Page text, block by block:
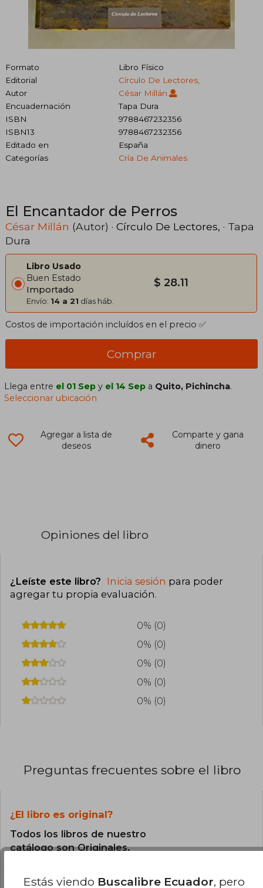
Formato
Libro Físico
Editorial
Círculo De Lectores,
Autor
César Millán
Encuadernación
Tapa Dura
ISBN
9788467232356
ISBN13
9788467232356
Editado en
España
Categorías
Cría De Animales
El Encantador de Perros
César Millán (Autor) · Círculo De Lectores, · Tapa
Dura
Libro Usado
Buen Estado
Importado
Envío: 14 a 21 días háb.
$ 28.11
Costos de importación incluídos en el precio ✅
Comprar
Llega entre el 01 Sep y el 14 Sep a Quito, Pichincha.
Seleccionar ubicación
Agregar a lista de
deseos
Comparte y gana
dinero
Opiniones del libro
¿Leíste este libro? Inicia sesión para poder
agregar tu propia evaluación.
0% (0)
0% (0)
0% (0)
0% (0)
0% (0)
Preguntas frecuentes sobre el libro
¿El libro es original?
Todos los libros de nuestro
catálogo son Originales.
Estás viendo Buscalibre Ecuador, pero